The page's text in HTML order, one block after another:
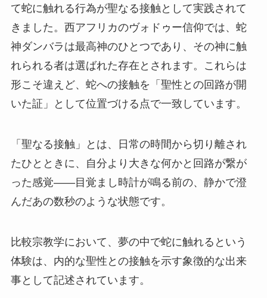
て蛇に触れる行為が聖なる接触として実践されて
きました。西アフリカのヴォドゥー信仰では、蛇
神ダンバラは最高神のひとつであり、その神に触
れられる者は選ばれた存在とされます。これらは
形こそ違えど、蛇への接触を「聖性との回路が開
いた証」として位置づける点で一致しています。
「聖なる接触」とは、日常の時間から切り離され
たひとときに、自分より大きな何かと回路が繋が
った感覚——目覚まし時計が鳴る前の、静かで澄
んだあの数秒のような状態です。
比較宗教学において、夢の中で蛇に触れるという
体験は、内的な聖性との接触を示す象徴的な出来
事として記述されています。